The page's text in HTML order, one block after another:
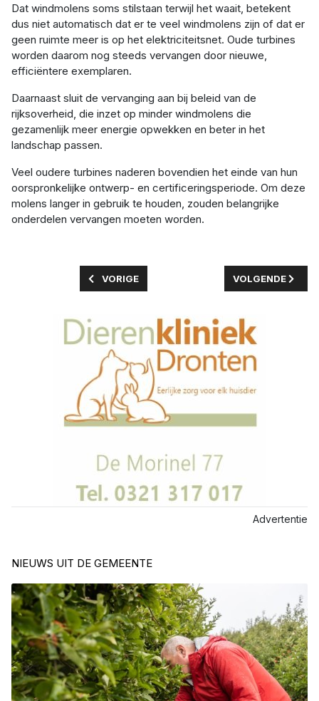
Dat windmolens soms stilstaan terwijl het waait, betekent
dus niet automatisch dat er te veel windmolens zijn of dat er
geen ruimte meer is op het elektriciteitsnet. Oude turbines
worden daarom nog steeds vervangen door nieuwe,
efficiëntere exemplaren.
Daarnaast sluit de vervanging aan bij beleid van de
rijksoverheid, die inzet op minder windmolens die
gezamenlijk meer energie opwekken en beter in het
landschap passen.
Veel oudere turbines naderen bovendien het einde van hun
oorspronkelijke ontwerp- en certificeringsperiode. Om deze
molens langer in gebruik te houden, zouden belangrijke
onderdelen vervangen moeten worden.
VORIG ARTIKEL: VOGELGRIEP BLIJFT
VORIGE VOLGENDE
VOLGENDE
Advertentie
NIEUWS UIT DE GEMEENTE